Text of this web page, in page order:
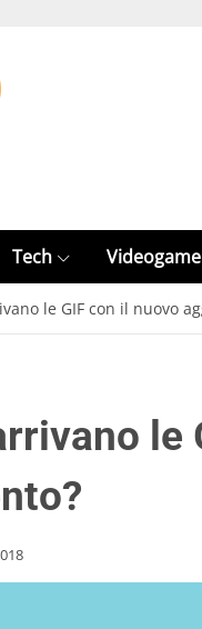
Tech Videogame
le GIF con il nuovo
le